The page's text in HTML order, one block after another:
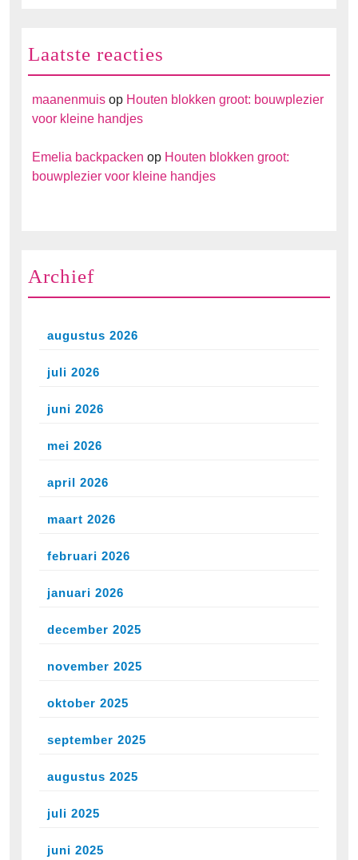
Laatste reacties
maanenmuis op Houten blokken groot: bouwplezier
voor kleine handjes
Emelia backpacken op Houten blokken groot:
bouwplezier voor kleine handjes
Archief
augustus 2026
juli 2026
juni 2026
mei 2026
april 2026
maart 2026
februari 2026
januari 2026
december 2025
november 2025
oktober 2025
september 2025
augustus 2025
juli 2025
juni 2025